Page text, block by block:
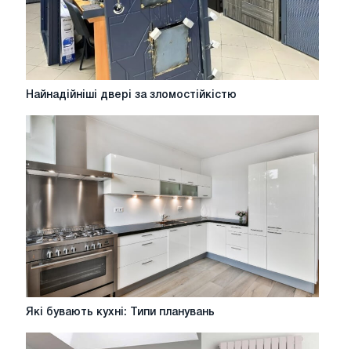
Найнадійніші
за
Найнадійніші двері за зломостійкістю
Які
кухні:
Які бувають кухні: Типи планувань